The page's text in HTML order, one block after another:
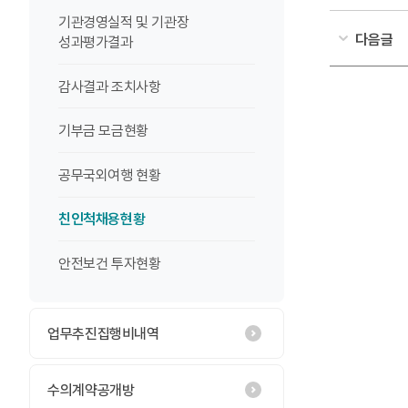
기관경영실적 및 기관장
성과평가결과
감사결과 조치사항
기부금 모금현황
공무국외여행 현황
친인척채용현황
안전보건 투자현황
업무추진집행비내역
수의계약공개방
다음글